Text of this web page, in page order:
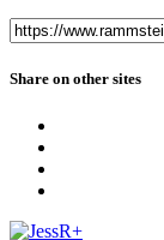
Share on other sites